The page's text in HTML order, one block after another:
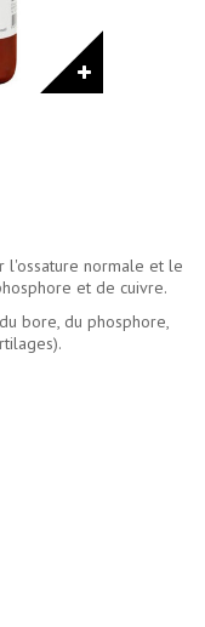
l'ossature normale et le
et de cuivre.
bore, du phosphore,